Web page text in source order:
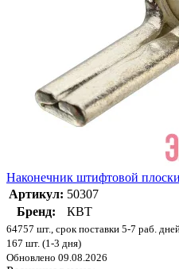
Наконечник штифтовой
Артикул: 50307
Бренд:
КВТ
64757 шт., срок поставки 5-7 раб.
167 шт. (1-3 дня)
Обновлено 09.08.2026